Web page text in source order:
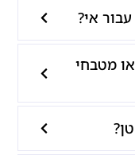
אי?
מטבחי